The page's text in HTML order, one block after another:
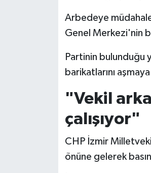
Arbedeye
Genel Merkezi'nin
Partinin bulunduğu
barikatlarını
"Vekil
çalışıyor"
CHP İzmir
önüne gelerek